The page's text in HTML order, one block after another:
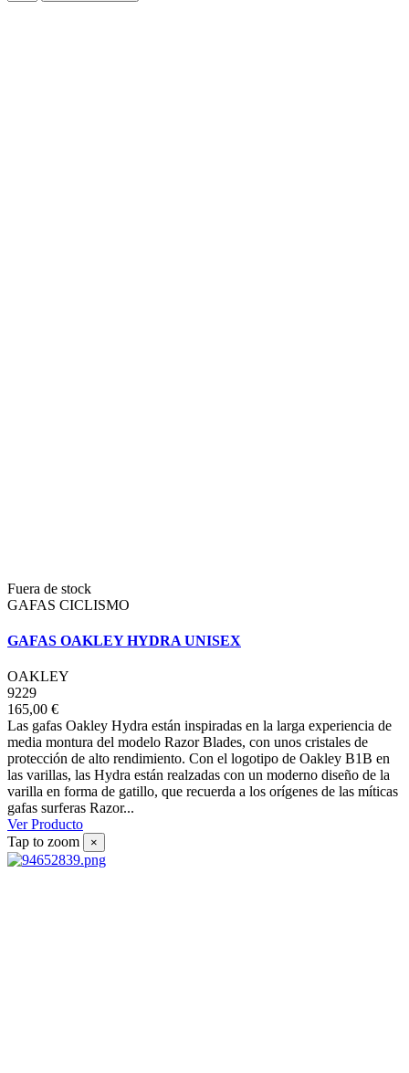
Fuera de stock
GAFAS CICLISMO
GAFAS OAKLEY HYDRA UNISEX
OAKLEY
9229
165,00 €
Las gafas Oakley Hydra están inspiradas en la larga experiencia de
media montura del modelo Razor Blades, con unos cristales de
protección de alto rendimiento. Con el logotipo de Oakley B1B en
las varillas, las Hydra están realzadas con un moderno diseño de la
varilla en forma de gatillo, que recuerda a los orígenes de las míticas
gafas surferas Razor...
Ver Producto
Tap to zoom
×